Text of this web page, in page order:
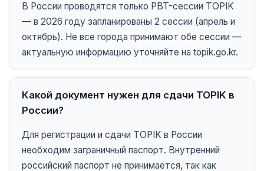
В России проводятся только PBT-сессии TOPIK
— в 2026 году запланированы 2 сессии (апрель и
октябрь). Не все города принимают обе сессии —
актуальную информацию уточняйте на topik.go.kr.
Какой документ нужен для сдачи TOPIK в
России?
Для регистрации и сдачи TOPIK в России
необходим заграничный паспорт. Внутренний
российский паспорт не принимается, так как